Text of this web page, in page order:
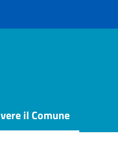
il Comune